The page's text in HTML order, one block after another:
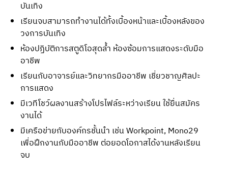
บันเทิง
เรียนจบสามารถทํางานได้ทั้งเบื้องหน้าและเบื้องหลังของ
วงการบันเทิง
ห้องปฏิบัติการสตูดิโอสุดล้ำ ห้องซ้อมการแสดงระดับมือ
อาชีพ
เรียนกับอาจารย์และวิทยากรมืออาชีพ เชี่ยวชาญศิลปะ
การแสดง
มีเวทีโชว์ผลงานสร้างโปรไฟล์ระหว่างเรียน ใช้ยื่นสมัคร
งานได้
มีเครือข่ายกับองค์กรชั้นนำ เช่น Workpoint, Mono29
เพื่อฝึกงานกับมืออาชีพ ต่อยอดโอกาสได้งานหลังเรียน
จบ